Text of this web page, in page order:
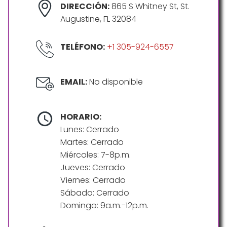
DIRECCIÓN:865 S Whitney St, St.
Augustine, FL 32084
TELÉFONO: +1 305-924-6557
EMAIL:No disponible
HORARIO:
Lunes: Cerrado
Martes: Cerrado
Miércoles: 7-8p.m.
Jueves: Cerrado
Viernes: Cerrado
Sábado: Cerrado
Domingo: 9a.m.-12p.m.